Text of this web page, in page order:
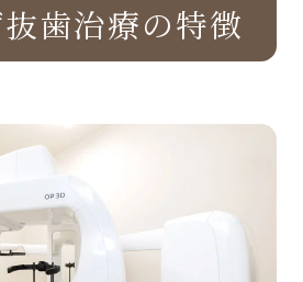
歯治療の特徴